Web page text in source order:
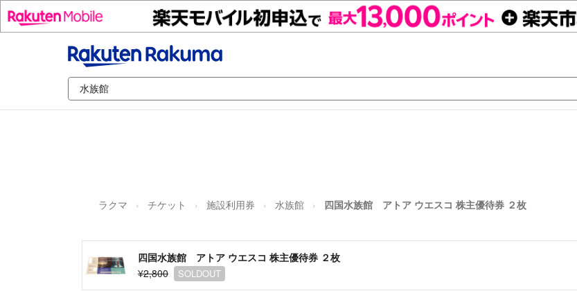
ラクマ チケット 施設利用券 水族館 四国水族館 アトア ウエスコ 株主優待券 ２枚
四国水族館 アトア ウエスコ 株主優待券 ２枚
¥2,800
SOLDOUT